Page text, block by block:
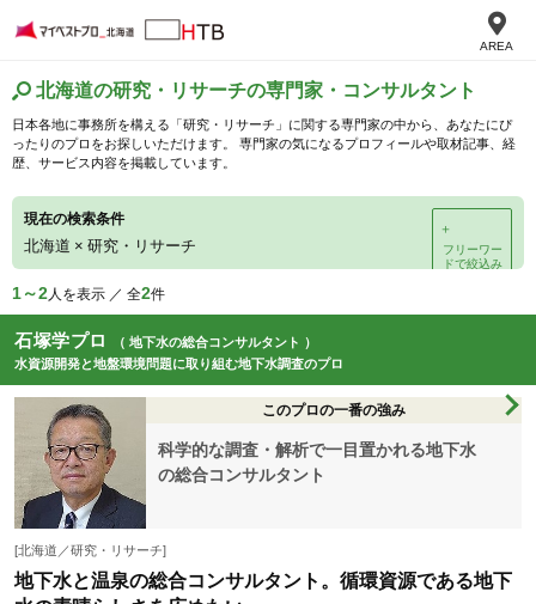
AREA
北海道の研究・リサーチの専門家・コンサルタント
日本各地に事務所を構える「研究・リサーチ」に関する専門家の中から、あなたにぴ
ったりのプロをお探しいただけます。 専門家の気になるプロフィールや取材記事、経
歴、サービス内容を掲載しています。
現在の検索条件
北海道 × 研究・リサーチ
＋
フリーワー
ドで絞込み
1～2人を表示 ／ 全2件
石塚学プロ
（ 地下水の総合コンサルタント ）
水資源開発と地盤環境問題に取り組む地下水調査のプロ
このプロの一番の強み
科学的な調査・解析で一目置かれる地下水
の総合コンサルタント
[北海道／研究・リサーチ]
地下水と温泉の総合コンサルタント。循環資源である地下